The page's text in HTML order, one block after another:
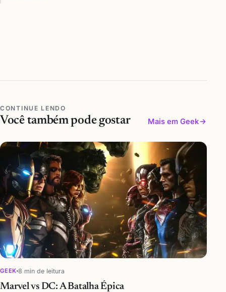
CONTINUE LENDO
Você também pode gostar Mais em Geek
GEEK 8 min de leitura
Marvel vs DC: A Batalha Épica